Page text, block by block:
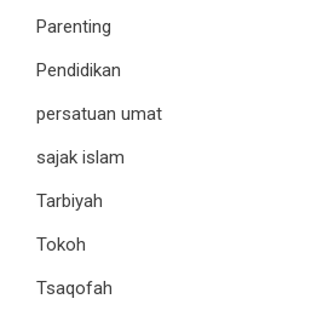
Parenting
Pendidikan
persatuan umat
sajak islam
Tarbiyah
Tokoh
Tsaqofah